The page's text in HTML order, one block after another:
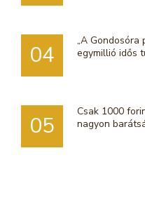
04
„A Gondosóra
egymillió idős
05
Csak 1000
nagyon